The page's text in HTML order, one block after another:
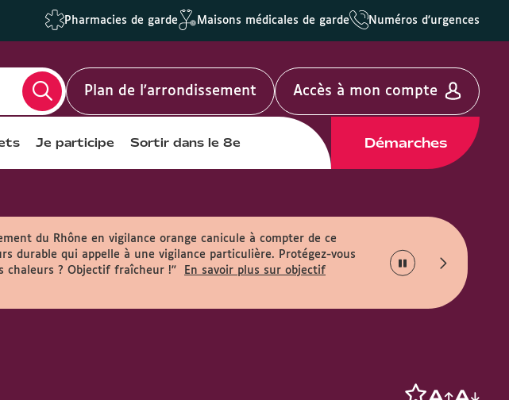
Pharmacies de garde Maisons médicales de garde Numéros d'urgences
Plan de l'arrondissement Accès à mon compte
Je participe Sortir dans le 8e Démarches
du Rhône en vigilance orange canicule à compter de ce
durable qui appelle à une vigilance particulière. Protégez-vous
chaleurs ? Objectif fraîcheur !"
En savoir plus sur objectif